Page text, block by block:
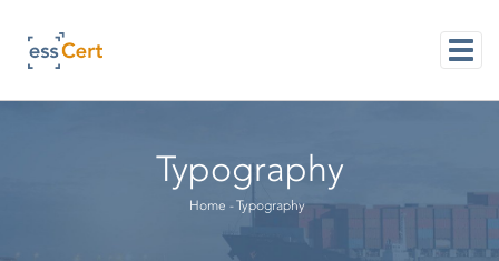
main
content
Typography
Breadcrumb
Home -Typography